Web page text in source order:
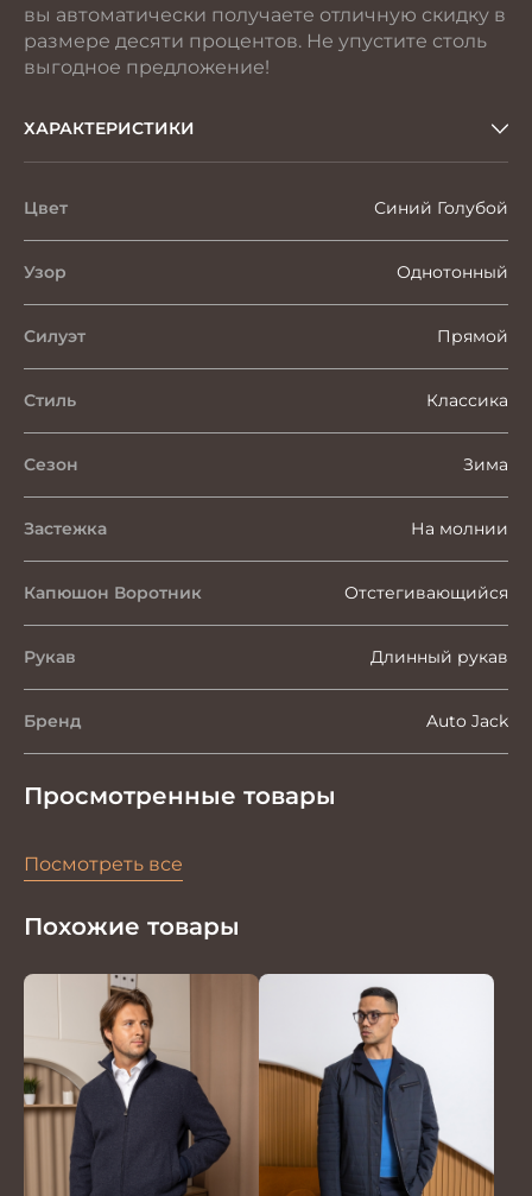
вы автоматически получаете отличную скидку в
размере десяти процентов. Не упустите столь
выгодное предложение!
ХАРАКТЕРИСТИКИ
Цвет Синий Голубой
Узор Однотонный
Силуэт Прямой
Стиль Классика
Сезон Зима
Застежка На молнии
Капюшон Воротник Отстегивающийся
Рукав Длинный рукав
Бренд Auto Jack
Просмотренные товары
Посмотреть все
Похожие товары